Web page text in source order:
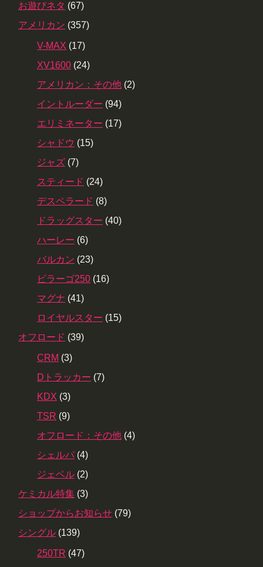
お遊びネタ (67)
アメリカン (357)
V-MAX (17)
XV1600 (24)
アメリカン：その他 (2)
イントルーダー (94)
エリミネーター (17)
シャドウ (15)
ジャズ (7)
スティード (24)
デスペラード (8)
ドラッグスター (40)
ハーレー (6)
バルカン (23)
ビラーゴ250 (16)
マグナ (41)
ロイヤルスター (15)
オフロード (39)
CRM (3)
Dトラッカー (7)
KDX (3)
TSR (9)
オフロード：その他 (4)
シェルパ (4)
ジェベル (2)
ケミカル特集 (3)
ショップからお知らせ (79)
シングル (139)
250TR (47)